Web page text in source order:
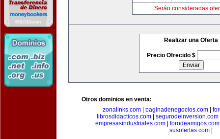
Serán consideradas
Realizar una Oferta
Precio Ofrecido $
Otros dominios en venta:
zonalinks.com| paginadenegocios.com|
librosdidacticos.com| segurodeinversion.com
empresasindustriales.com| forodeamigos.com
susofertas.com